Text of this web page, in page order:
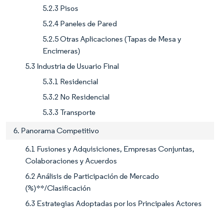
5.2.3 Pisos
5.2.4 Paneles de Pared
5.2.5 Otras Aplicaciones (Tapas de Mesa y
Encimeras)
5.3 Industria de Usuario Final
5.3.1 Residencial
5.3.2 No Residencial
5.3.3 Transporte
6. Panorama Competitivo
6.1 Fusiones y Adquisiciones, Empresas Conjuntas,
Colaboraciones y Acuerdos
6.2 Análisis de Participación de Mercado
(%)**/Clasificación
6.3 Estrategias Adoptadas por los Principales Actores